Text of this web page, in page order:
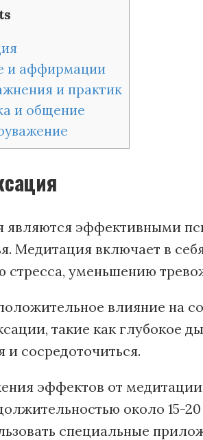
и аффирмации
и практик
и общение
являются эффективными
Медитация включает в
стресса, уменьшению
влияние на
такие как глубокое
и сосредоточиться.
эффектов от
около 15-
специальные